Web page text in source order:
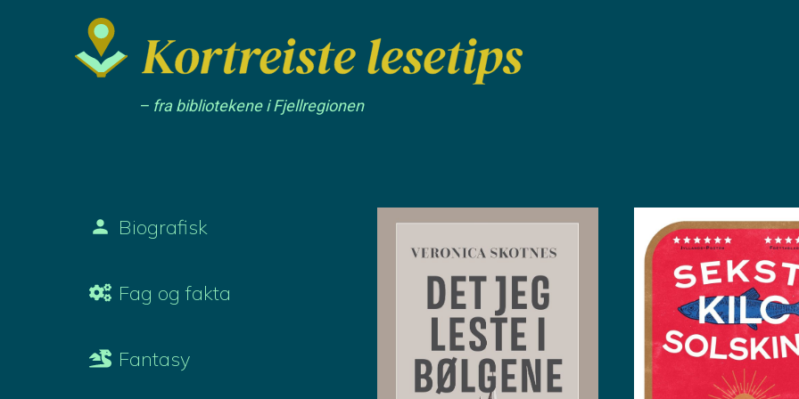
– fra bibliotekene i Fjellregionen
Biografisk
Fag og fakta
Fantasy